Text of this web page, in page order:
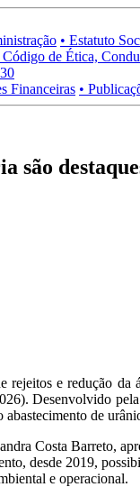
• Estatuto
Código de Ética,
Financeiras •
são
e redução
Desenvolvido
de
Costa Barreto,
desde 2019,
e operacional.